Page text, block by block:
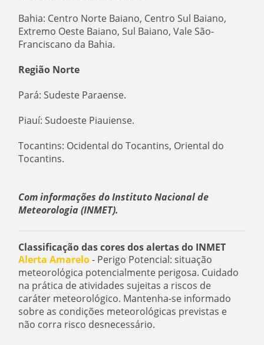
Bahia: Centro Norte Baiano, Centro Sul Baiano,
Extremo Oeste Baiano, Sul Baiano, Vale São-
Franciscano da Bahia.
Região Norte
Pará: Sudeste Paraense.
Piauí: Sudoeste Piauiense.
Tocantins: Ocidental do Tocantins, Oriental do
Tocantins.
Com informações do Instituto Nacional de
Meteorologia (INMET).
Classificação das cores dos alertas do INMET
Alerta Amarelo- Perigo Potencial: situação
meteorológica potencialmente perigosa. Cuidado
na prática de atividades sujeitas a riscos de
caráter meteorológico. Mantenha-se informado
sobre as condições meteorológicas previstas e
não corra risco desnecessário.